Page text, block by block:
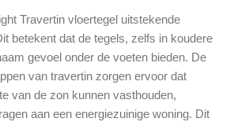
Travertin vloertegel uitstekende
betekent dat de tegels, zelfs in koudere
gevoel onder de voeten bieden. De
van travertin zorgen ervoor dat
van de zon kunnen vasthouden,
aan een energiezuinige woning. Dit